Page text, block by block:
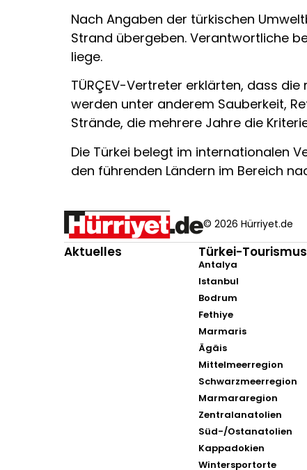
Nach Angaben der türkischen
Strand übergeben. Verantwortliche
liege.
TÜRÇEV-Vertreter erklärten, dass
werden unter anderem Sauberkeit,
Strände, die mehrere Jahre die
Die Türkei belegt im internationalen
den führenden Ländern im Bereich
© 2026 Hürriyet.de
Aktuelles Türkei-Tourismus
Antalya
Istanbul
Bodrum
Fethiye
Marmaris
Ägäis
Mittelmeerregion
Schwarzmeerregion
Marmararegion
Zentralanatolien
Süd-/Ostanatolien
Kappadokien
Wintersportorte